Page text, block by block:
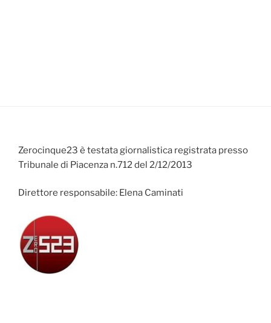
Zerocinque23 è testata giornalistica registrata presso
Tribunale di Piacenza n.712 del 2/12/2013
Direttore responsabile: Elena Caminati